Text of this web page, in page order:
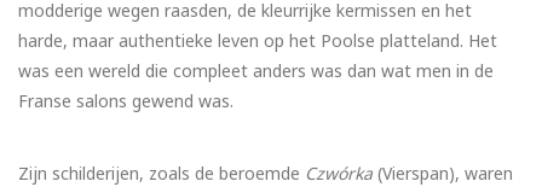
modderige wegen raasden, de kleurrijke kermissen en het
harde, maar authentieke leven op het Poolse platteland. Het
was een wereld die compleet anders was dan wat men in de
Franse salons gewend was.
Zijn schilderijen, zoals de beroemde Czwórka (Vierspan), waren